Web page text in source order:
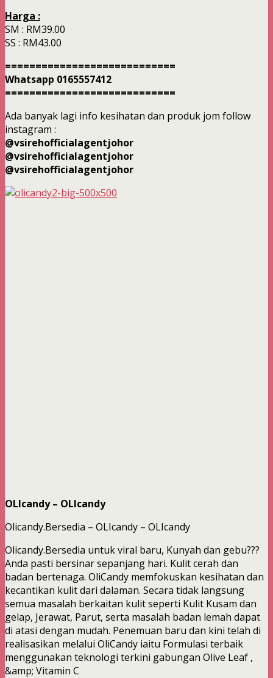
Harga :
SM : RM39.00
SS : RM43.00
============================
Whatsapp 0165557412
============================
Ada banyak lagi info kesihatan dan produk jom follow
instagram :
@vsirehofficialagentjohor
@vsirehofficialagentjohor
@vsirehofficialagentjohor
OLIcandy – OLIcandy
Olicandy.Bersedia – OLIcandy – OLIcandy
Olicandy.Bersedia untuk viral baru, Kunyah dan gebu???
Anda pasti bersinar sepanjang hari. Kulit cerah dan
badan bertenaga. OliCandy memfokuskan kesihatan dan
kecantikan kulit dari dalaman. Secara tidak langsung
semua masalah berkaitan kulit seperti Kulit Kusam dan
gelap, Jerawat, Parut, serta masalah badan lemah dapat
di atasi dengan mudah. Penemuan baru dan kini telah di
realisasikan melalui OliCandy iaitu Formulasi terbaik
menggunakan teknologi terkini gabungan Olive Leaf ,
&amp; Vitamin C